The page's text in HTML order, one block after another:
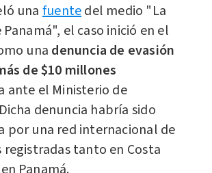
una fuentedel medio "La
el caso inició en el
una denuncia de evasión
de $10 millones
ante el Ministerio de
denuncia habría sido
por una red internacional de
registradas tanto en Costa